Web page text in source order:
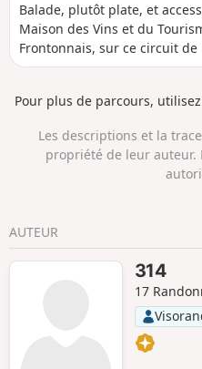
Balade, plutôt plate, et
Maison des Vins et du
Frontonnais, sur ce circuit de
quelques vignes et
Pour plus de parcours,
Les descriptions et la
propriété de leur auteur.
AUTEUR
314
17